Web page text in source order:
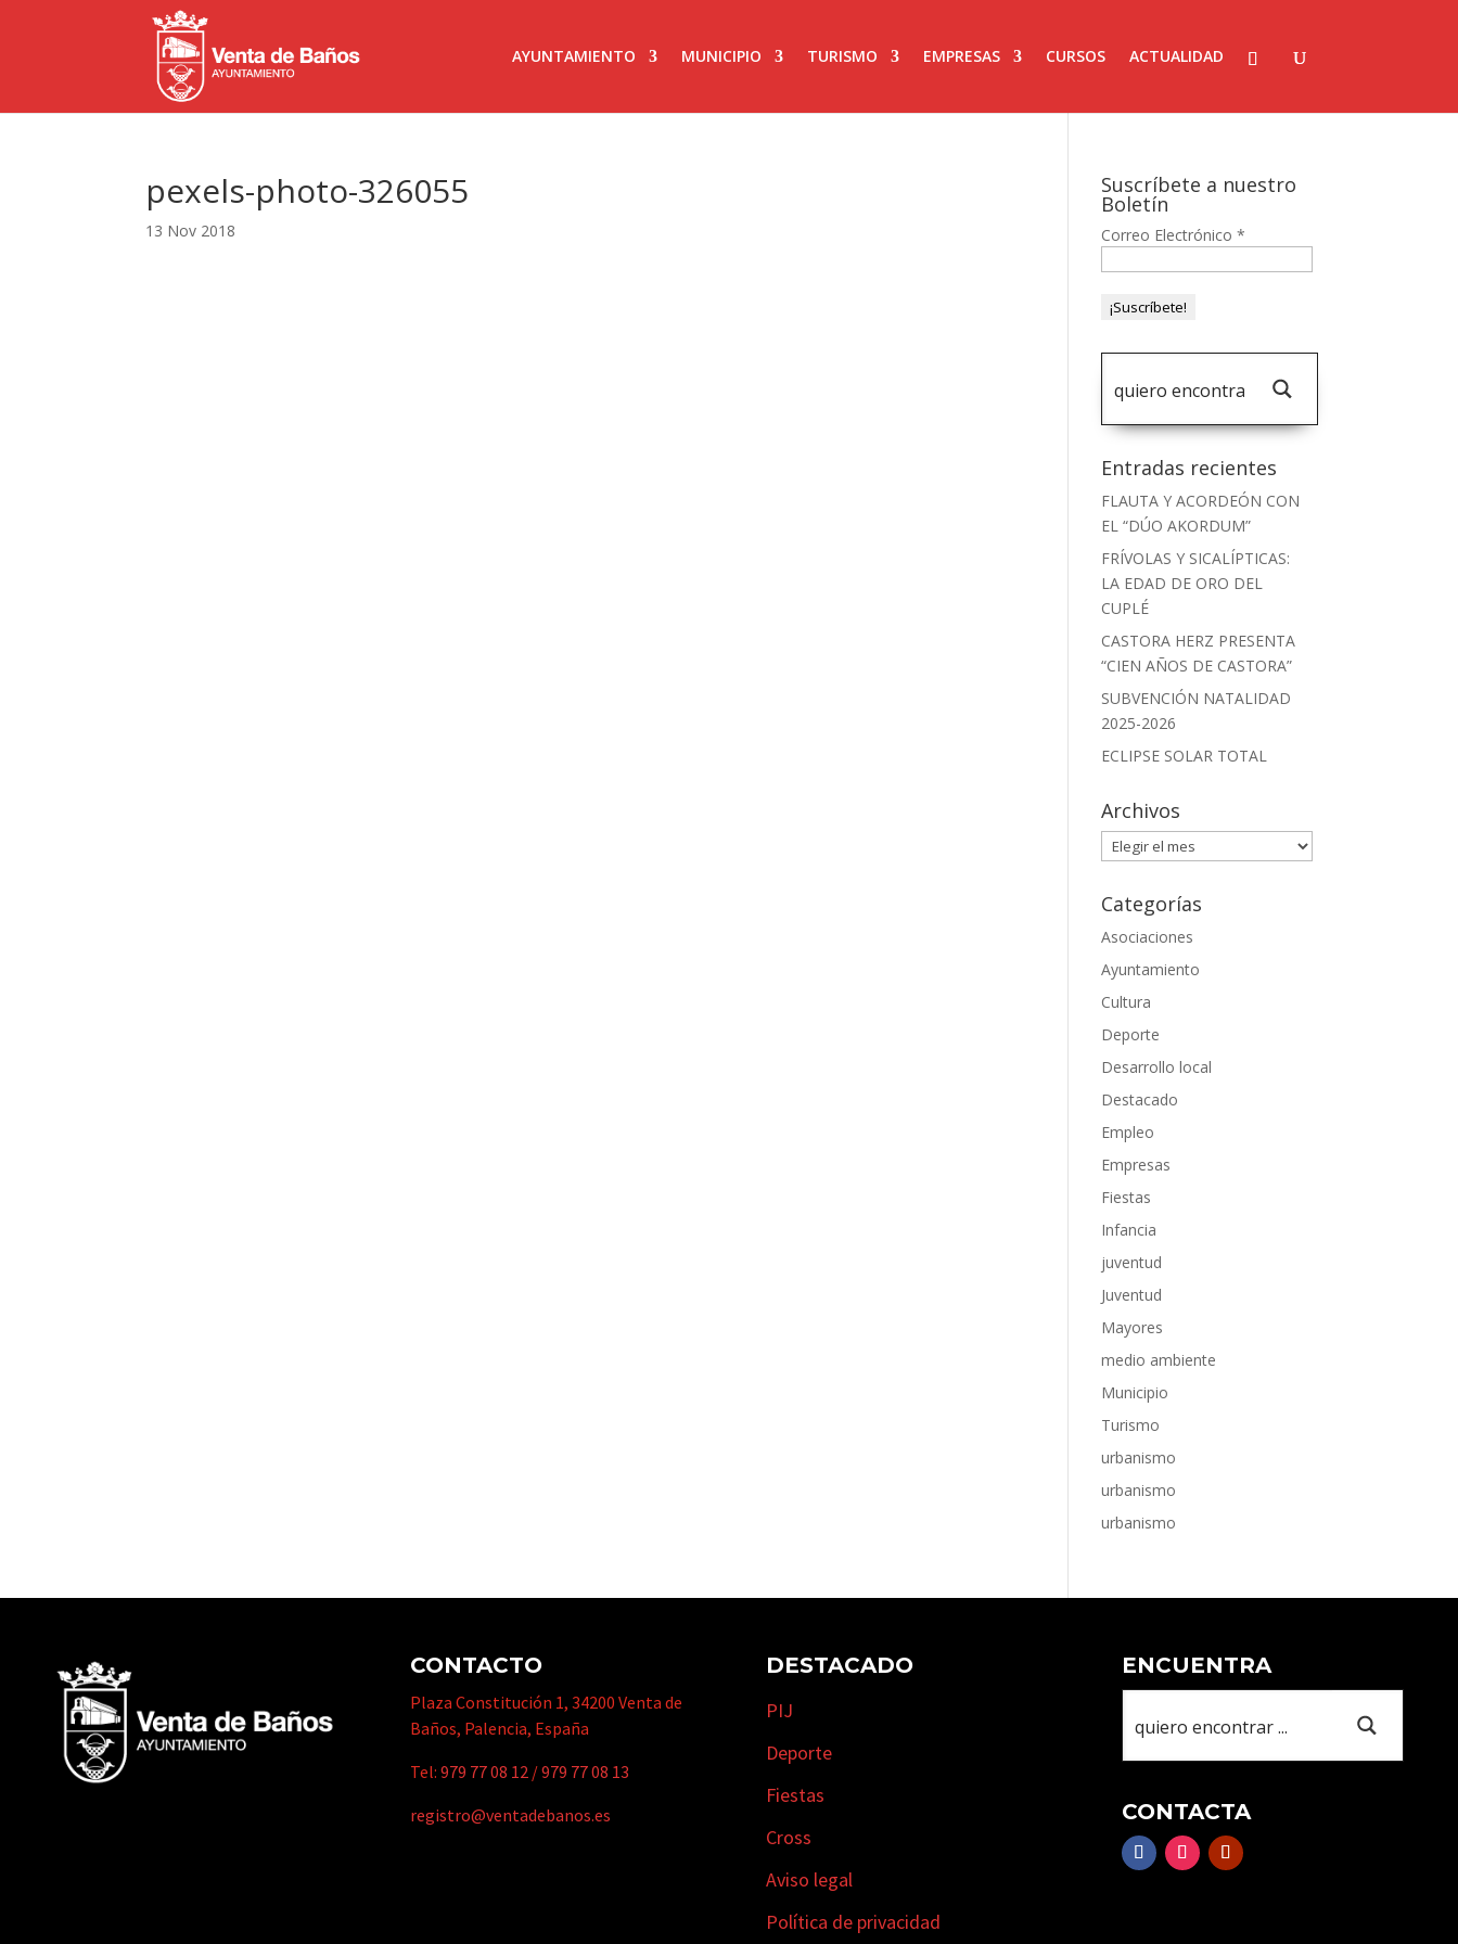
AYUNTAMIENTO MUNICIPIO TURISMO EMPRESAS CURSOS ACTUALIDAD
pexels-photo-326055
13 Nov 2018
Suscríbete a nuestro
Boletín
Correo Electrónico*
Entradas recientes
FLAUTA Y ACORDEÓN CON
EL “DÚO AKORDUM”
FRÍVOLAS Y SICALÍPTICAS:
LA EDAD DE ORO DEL
CUPLÉ
CASTORA HERZ PRESENTA
“CIEN AÑOS DE CASTORA”
SUBVENCIÓN NATALIDAD
2025-2026
ECLIPSE SOLAR TOTAL
Archivos
Archivos
Categorías
Asociaciones
Ayuntamiento
Cultura
Deporte
Desarrollo local
Destacado
Empleo
Empresas
Fiestas
Infancia
juventud
Juventud
Mayores
medio ambiente
Municipio
Turismo
urbanismo
urbanismo
urbanismo
CONTACTO
Plaza Constitución 1, 34200 Venta de
Baños, Palencia, España
Tel:979 77 08 12 /979 77 08 13
registro@ventadebanos.es
DESTACADO
PIJ
Deporte
Fiestas
Cross
Aviso legal
Política de privacidad
ENCUENTRA
CONTACTA